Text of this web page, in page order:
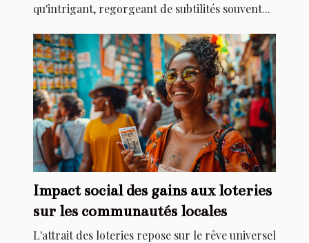
qu'intrigant, regorgeant de subtilités souvent...
Impact social des gains aux loteries
sur les communautés locales
L'attrait des loteries repose sur le rêve universel